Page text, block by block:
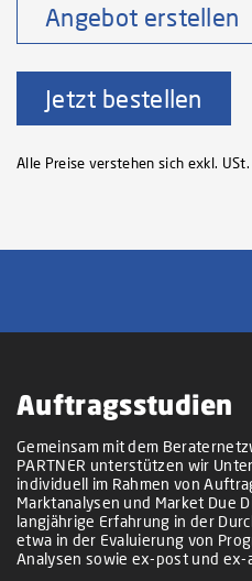
Angebot erstellen
Jetzt bestellen
Alle Preise verstehen sich exkl. USt.
Auftragsstudien
Gemeinsam mit dem
PARTNER unterstützen wir
individuell im Rahmen von
Marktanalysen und Market Due
langjährige Erfahrung in der
etwa in der Evaluierung von
Analysen sowie ex-post und